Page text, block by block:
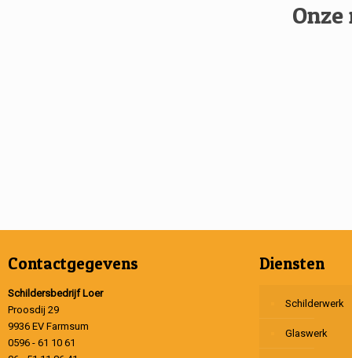
Contactgegevens
Schildersbedrijf Loer
Proosdij 29
9936 EV Farmsum
0596 - 61 10 61
Diensten
Schilderwerk
Glaswerk